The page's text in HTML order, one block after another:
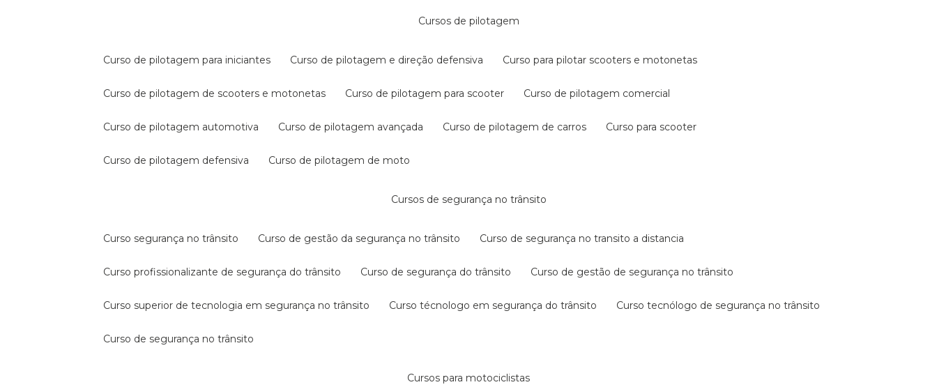
cursos de pilotagem
curso de pilotagem para iniciantes curso de pilotagem e direção defensiva curso para pilotar scooters e motonetas
curso de pilotagem de scooters e motonetas curso de pilotagem para scooter curso de pilotagem comercial
curso de pilotagem automotiva curso de pilotagem avançada curso de pilotagem de carros curso para scooter
curso de pilotagem defensiva curso de pilotagem de moto
cursos de segurança no trânsito
curso segurança no trânsito curso de gestão da segurança no trânsito curso de segurança no transito a distancia
curso profissionalizante de segurança do trânsito curso de segurança do trânsito curso de gestão de segurança no trânsito
curso superior de tecnologia em segurança no trânsito curso técnologo em segurança do trânsito curso tecnólogo de segurança no trânsito
curso de segurança no trânsito
cursos para motociclistas